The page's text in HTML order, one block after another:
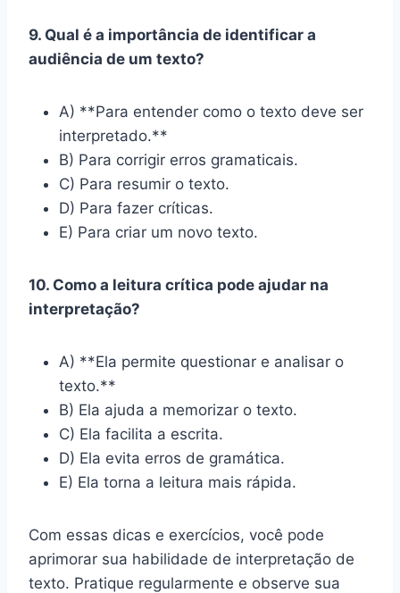
9. Qual é a importância de identificar a
audiência de um texto?
A) **Para entender como o texto deve ser
interpretado.**
B) Para corrigir erros gramaticais.
C) Para resumir o texto.
D) Para fazer críticas.
E) Para criar um novo texto.
10. Como a leitura crítica pode ajudar na
interpretação?
A) **Ela permite questionar e analisar o
texto.**
B) Ela ajuda a memorizar o texto.
C) Ela facilita a escrita.
D) Ela evita erros de gramática.
E) Ela torna a leitura mais rápida.
Com essas dicas e exercícios, você pode
aprimorar sua habilidade de interpretação de
texto. Pratique regularmente e observe sua